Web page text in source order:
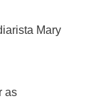
Mary
as